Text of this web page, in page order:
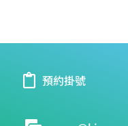
預約掛號